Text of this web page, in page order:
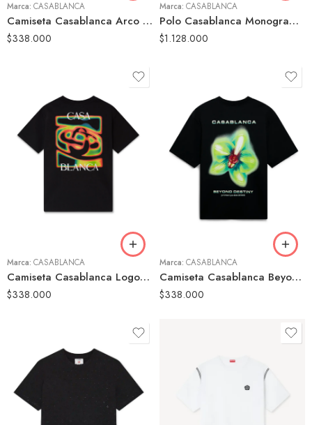
Marca: CASABLANCA
Camiseta Casablanca Arco Multicolor Blanca Hombre
$338.000
Marca: CASABLANCA
Polo Casablanca Monogram Strass Negro Hombre
$1.128.000
Marca: CASABLANCA
Camiseta Casablanca Logo Gráfico Negra Hombre
$338.000
Marca: CASABLANCA
Camiseta Casablanca Beyond Destiny Flor|Negra Hombre
$338.000
S
XL